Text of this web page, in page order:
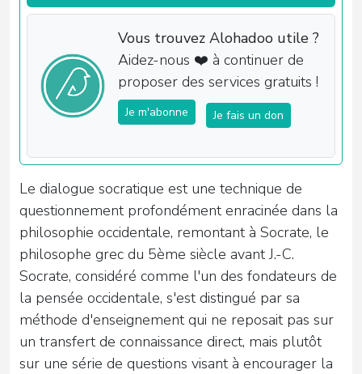
Vous trouvez Alohadoo utile ?
Aidez-nous ❤️ à continuer de
proposer des services gratuits !
Je m'abonne Je fais un don
Le dialogue socratique est une technique de
questionnement profondément enracinée dans la
philosophie occidentale, remontant à Socrate, le
philosophe grec du 5ème siècle avant J.-C.
Socrate, considéré comme l'un des fondateurs de
la pensée occidentale, s'est distingué par sa
méthode d'enseignement qui ne reposait pas sur
un transfert de connaissance direct, mais plutôt
sur une série de questions visant à encourager la